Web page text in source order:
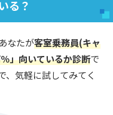
る？
なたが客室乗務員(キャ
」向いているか診断で
、気軽に試してみてく